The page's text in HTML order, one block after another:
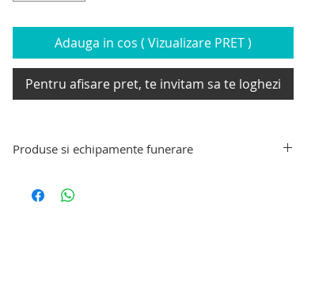
Adauga in cos ( Vizualizare PRET )
Pentru afisare pret, te invitam sa te loghezi
Produse si echipamente funerare
targa de transport decedati, targa de recuperare